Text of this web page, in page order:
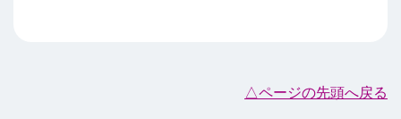
△ページの先頭へ戻る